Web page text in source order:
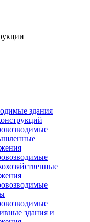
здания
здания и